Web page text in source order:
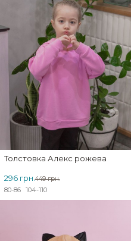
Толстовка Алекс рожева
449 грн.
296 грн.
80-86 104-110